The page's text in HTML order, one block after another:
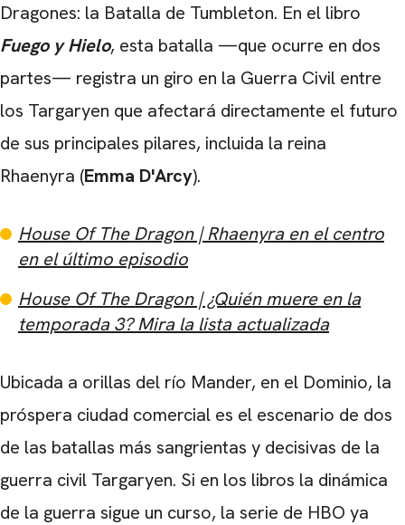
Dragones: la Batalla de Tumbleton. En el libro
Fuego y Hielo, esta batalla —que ocurre en dos
partes— registra un giro en la Guerra Civil entre
los Targaryen que afectará directamente el futuro
de sus principales pilares, incluida la reina
Rhaenyra (Emma D'Arcy).
House Of The Dragon | Rhaenyra en el centro
en el último episodio
House Of The Dragon | ¿Quién muere en la
temporada 3? Mira la lista actualizada
Ubicada a orillas del río Mander, en el Dominio, la
próspera ciudad comercial es el escenario de dos
de las batallas más sangrientas y decisivas de la
guerra civil Targaryen. Si en los libros la dinámica
de la guerra sigue un curso, la serie de HBO ya